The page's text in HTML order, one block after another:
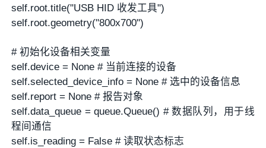
self.root.title("USB HID 收发工具")
self.root.geometry("800x700")
# 初始化设备相关变量
self.device = None # 当前连接的设备
self.selected_device_info = None # 选中的设备信息
self.report = None # 报告对象
self.data_queue = queue.Queue() # 数据队列，用于线
程间通信
self.is_reading = False # 读取状态标志